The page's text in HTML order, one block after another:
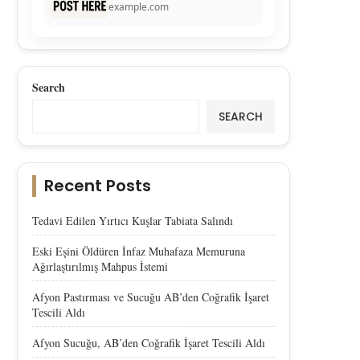
example.com
Search
SEARCH
Recent Posts
Tedavi Edilen Yırtıcı Kuşlar Tabiata Salındı
Eski Eşini Öldüren İnfaz Muhafaza Memuruna
Ağırlaştırılmış Mahpus İstemi
Afyon Pastırması ve Sucuğu AB’den Coğrafik İşaret
Tescili Aldı
Afyon Sucuğu, AB’den Coğrafik İşaret Tescili Aldı